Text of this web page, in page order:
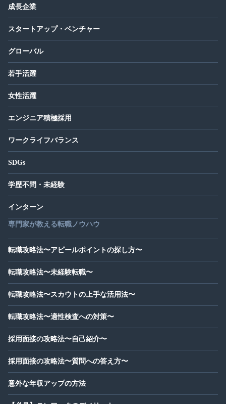
成長企業
スタートアップ・ベンチャー
グローバル
若手活躍
女性活躍
エンジニア積極採用
ワークライフバランス
SDGs
学歴不問・未経験
インターン
専門家が教える転職ノウハウ
転職攻略法〜アピールポイントの探し方〜
転職攻略法〜未経験転職〜
転職攻略法〜スカウトの上手な活用法〜
転職攻略法〜適性検査への対策〜
採用面接の攻略法〜自己紹介〜
採用面接の攻略法〜質問への答え方〜
意外な年収アップの方法